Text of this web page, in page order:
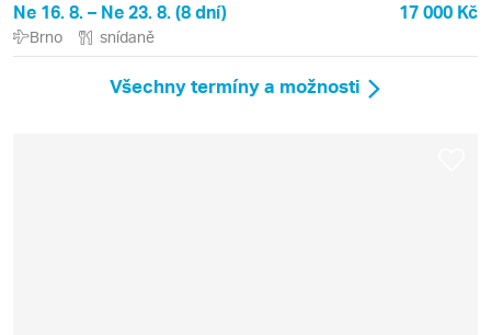
Ne 16. 8. – Ne 23. 8. (8 dní) 17 000 Kč
Brno snídaně
Všechny termíny a možnosti